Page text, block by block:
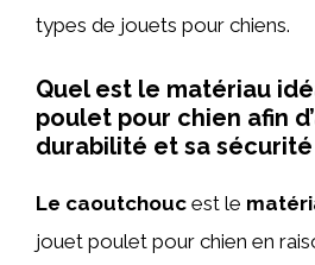
types de jouets pour chiens.
Quel est le matériau
poulet pour chien afin
durabilité et sa sécurité
Le caoutchouc est le
jouet poulet pour chien en